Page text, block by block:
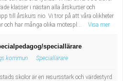
klasser i nästan alla årskurser och
till årskurs nio. Vi tror på att våra olikheter
och har många olika mötespl...
Visa mer
speciallärare
kommun Speciallärare
skolor är en resursstark och värdestyrd